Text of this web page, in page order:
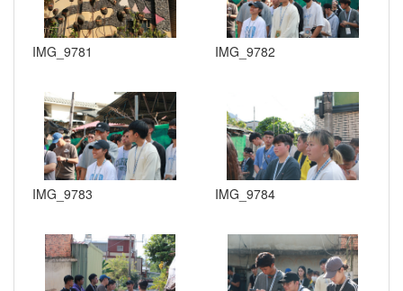
IMG_9781 IMG_9782
IMG_9783 IMG_9784